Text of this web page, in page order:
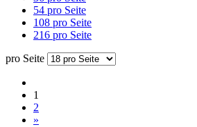
54 pro Seite
108 pro Seite
216 pro Seite
pro Seite
1
2
»